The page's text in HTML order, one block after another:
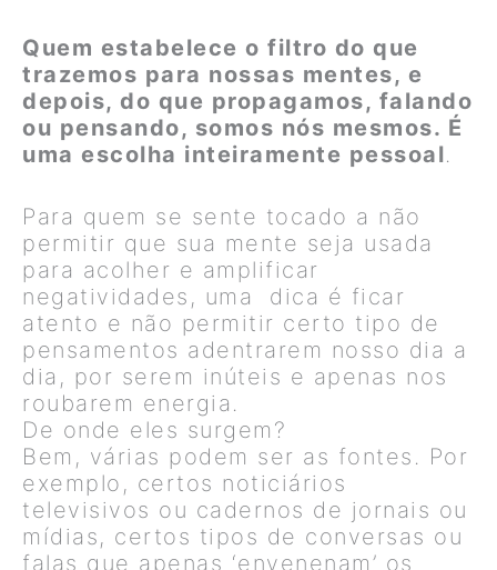
Quem estabelece o filtro do que
trazemos para nossas mentes, e
depois, do que propagamos, falando
ou pensando, somos nós mesmos. É
uma escolha inteiramente pessoal.
Para quem se sente tocado a não
permitir que sua mente seja usada
para acolher e amplificar
negatividades, uma dica é ficar
atento e não permitir certo tipo de
pensamentos adentrarem nosso dia a
dia, por serem inúteis e apenas nos
roubarem energia.
De onde eles surgem?
Bem, várias podem ser as fontes. Por
exemplo, certos noticiários
televisivos ou cadernos de jornais ou
mídias, certos tipos de conversas ou
falas que apenas ‘envenenam’ os